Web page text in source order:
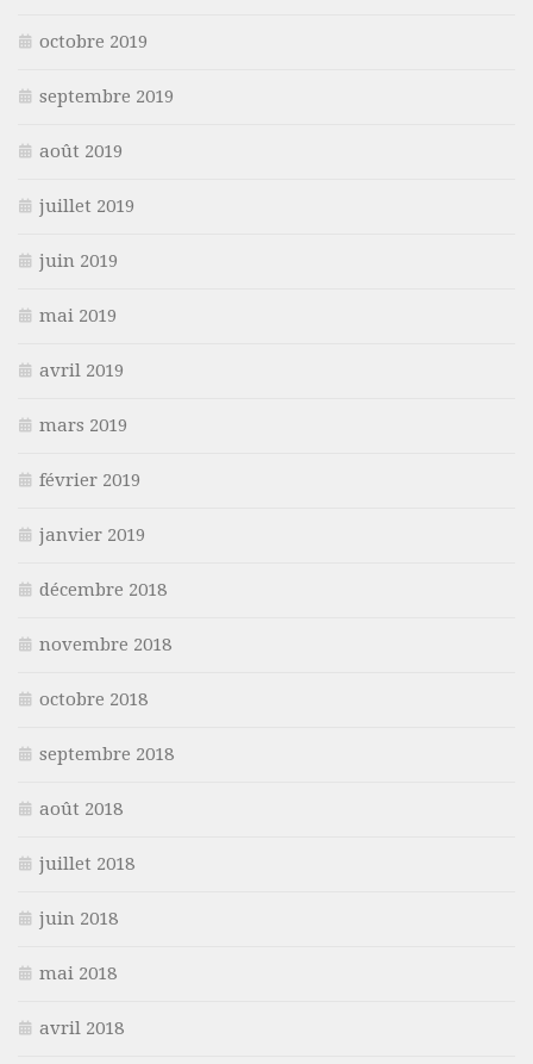
octobre 2019
septembre 2019
août 2019
juillet 2019
juin 2019
mai 2019
avril 2019
mars 2019
février 2019
janvier 2019
décembre 2018
novembre 2018
octobre 2018
septembre 2018
août 2018
juillet 2018
juin 2018
mai 2018
avril 2018